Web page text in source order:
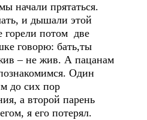
начали прятаться.
и дышали этой
горели потом две
говорю: бать,ты
– не жив. А пацанам
Один
до сих пор
а второй парень
я его потерял.